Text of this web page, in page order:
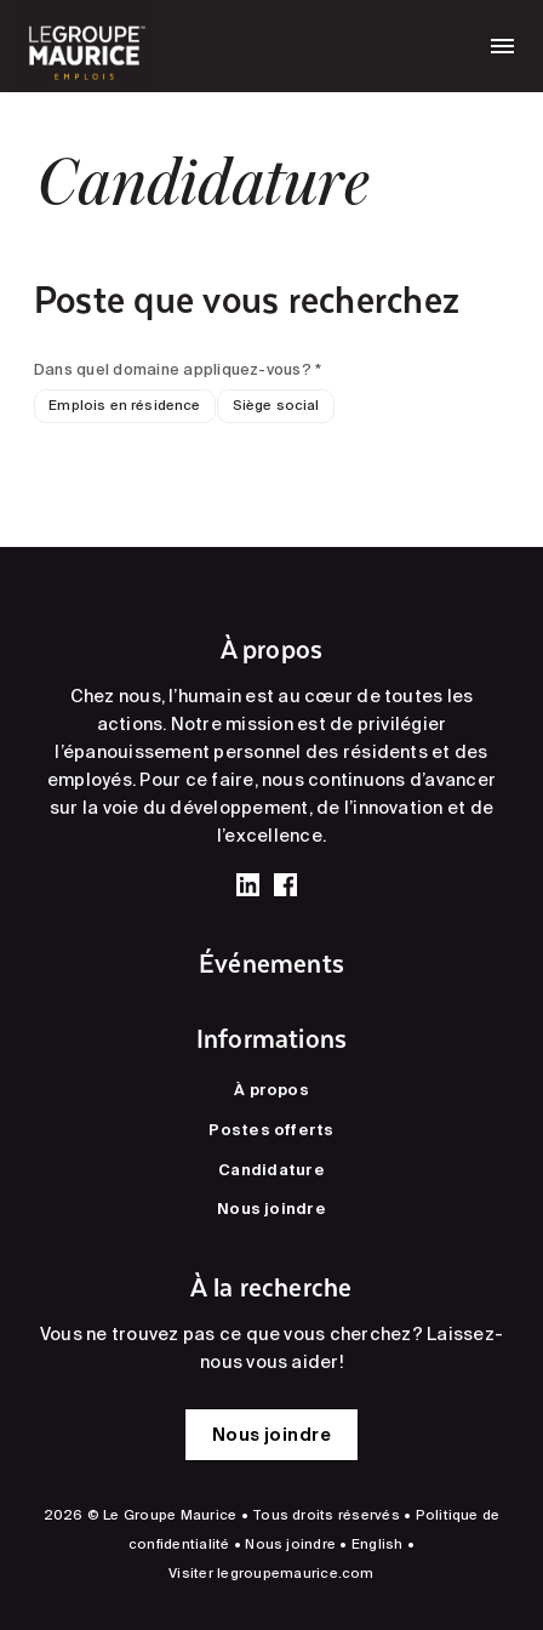
Candidature
Poste que vous recherchez
Dans quel domaine appliquez-vous? *
Emplois en résidence Siège social
À propos
Chez nous, l’humain est au cœur de toutes les
actions. Notre mission est de privilégier
l’épanouissement personnel des résidents et des
employés. Pour ce faire, nous continuons d’avancer
sur la voie du développement, de l’innovation et de
l’excellence.
Événements
Informations
À propos
Postes offerts
Candidature
Nous joindre
À la recherche
Vous ne trouvez pas ce que vous cherchez? Laissez-
nous vous aider!
Nous joindre
2026 © Le Groupe Maurice • Tous droits réservés • Politique de
confidentialité •Nous joindre • English •
Visiterlegroupemaurice.com